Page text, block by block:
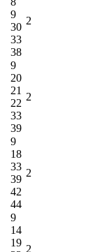
9
30
33
38
2
9
20
21
22
33
39
2
9
18
33
39
42
44
2
9
14
19
2